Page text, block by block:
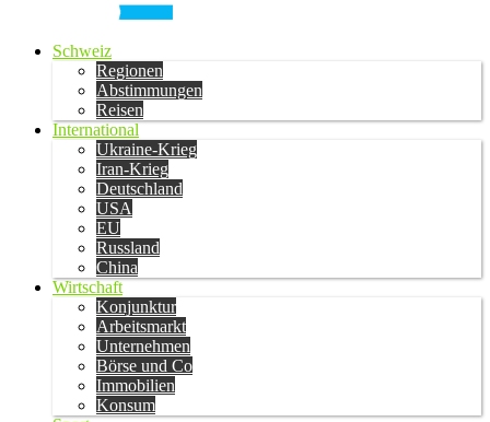
Schweiz
Regionen
Abstimmungen
Reisen
International
Ukraine-Krieg
Iran-Krieg
Deutschland
USA
EU
Russland
China
Wirtschaft
Konjunktur
Arbeitsmarkt
Unternehmen
Börse und Co
Immobilien
Konsum